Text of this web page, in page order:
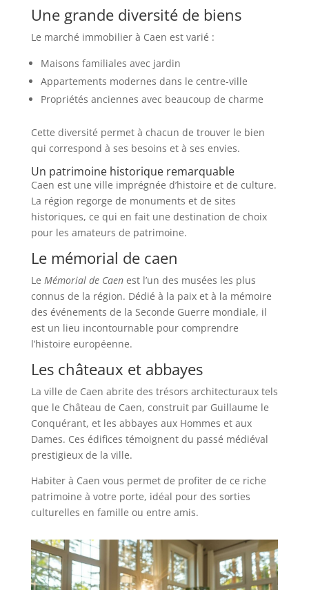
Une grande diversité de biens
Le marché immobilier à Caen est varié :
Maisons familiales avec jardin
Appartements modernes dans le centre-ville
Propriétés anciennes avec beaucoup de charme
Cette diversité permet à chacun de trouver le bien
qui correspond à ses besoins et à ses envies.
Un patrimoine historique remarquable
Caen est une ville imprégnée d’histoire et de culture.
La région regorge de monuments et de sites
historiques, ce qui en fait une destination de choix
pour les amateurs de patrimoine.
Le mémorial de caen
Le Mémorial de Caenest l’un des musées les plus
connus de la région. Dédié à la paix et à la mémoire
des événements de la Seconde Guerre mondiale, il
est un lieu incontournable pour comprendre
l’histoire européenne.
Les châteaux et abbayes
La ville de Caen abrite des trésors architecturaux tels
que le Château de Caen, construit par Guillaume le
Conquérant, et les abbayes aux Hommes et aux
Dames. Ces édifices témoignent du passé médiéval
prestigieux de la ville.
Habiter à Caen vous permet de profiter de ce riche
patrimoine à votre porte, idéal pour des sorties
culturelles en famille ou entre amis.